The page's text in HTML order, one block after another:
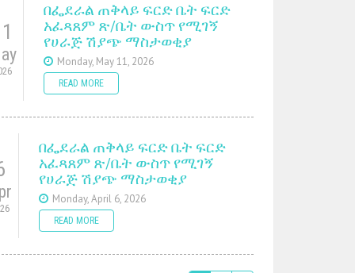
በፌደራል ጠቅላይ ፍርድ ቤት ፍርድ
አፈጻጸም ጽ/ቤት ውስጥ የሚገኝ
የሀራጅ ሽያጭ ማስታወቂያ
Monday, May 11, 2026
READ MORE
በፌደራል ጠቅላይ ፍርድ ቤት ፍርድ
አፈጻጸም ጽ/ቤት ውስጥ የሚገኝ
የሀራጅ ሽያጭ ማስታወቂያ
Monday, April 6, 2026
READ MORE